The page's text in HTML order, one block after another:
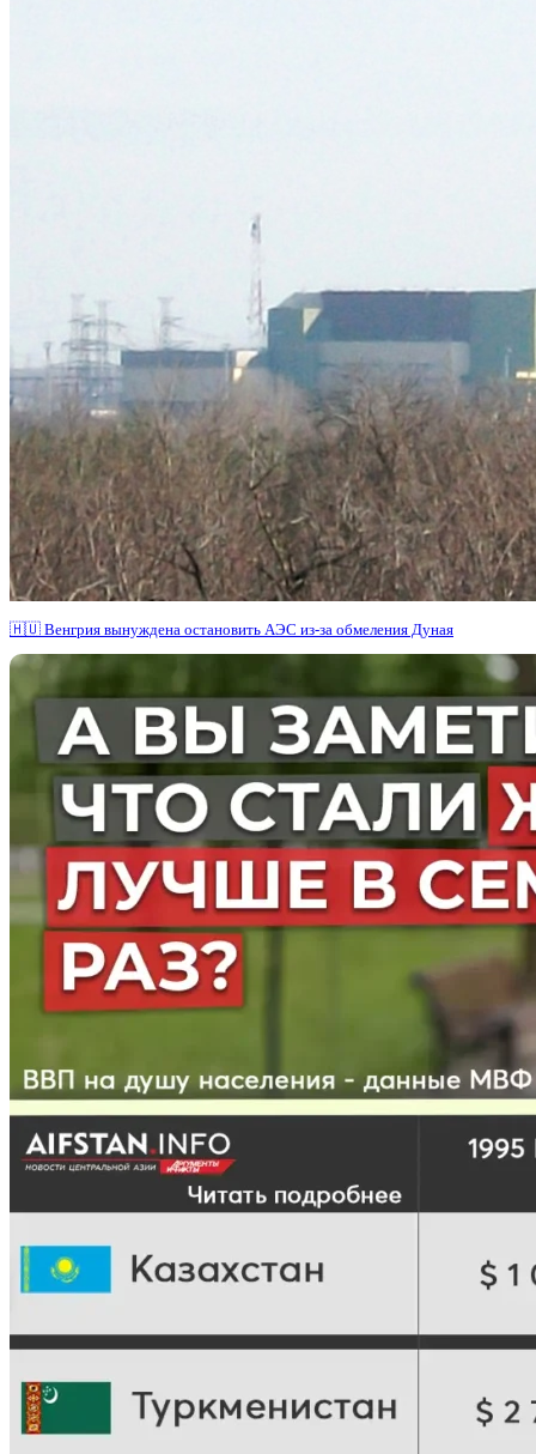
🇭🇺 Венгрия вынуждена остановить АЭС из-за обмеления Дуная